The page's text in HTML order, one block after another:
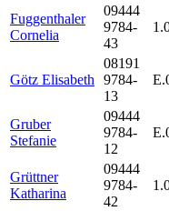
Fuggenthaler
Cornelia
09444
9784-
43
Götz Elisabeth
08191
9784-
13
Gruber
Stefanie
09444
9784-
12
Grüttner
Katharina
09444
9784-
42